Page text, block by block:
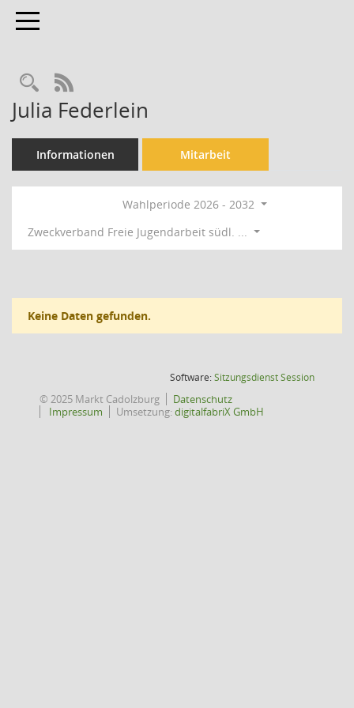
Toggle navigation
Rechercheauswahl
RSS-Feed
Julia Federlein
Informationen Mitarbeit
Wahlperiode 2026 - 2032
Zweckverband Freie Jugendarbeit südl. ...
Keine Daten gefunden.
Software:SitzungsdienstSession(Wird in
© 2025 Markt Cadolzburg
Datenschutz
Impressum
Umsetzung:digitalfabriX GmbH